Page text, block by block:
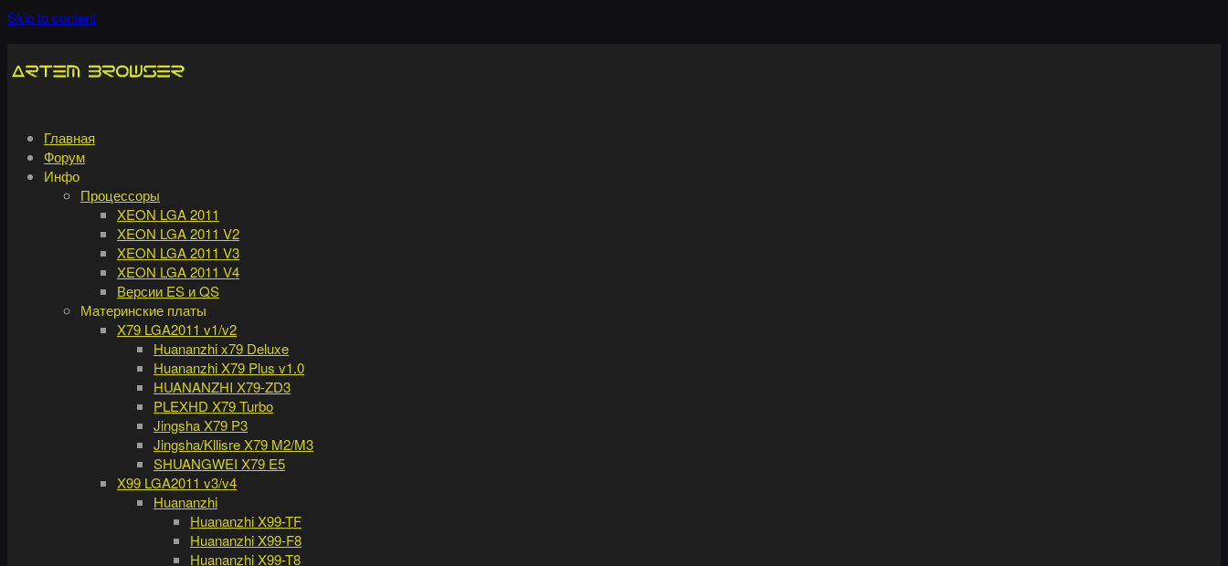
Skip to content
Главная
Форум
Инфо
Процессоры
XEON LGA 2011
XEON LGA 2011 V2
XEON LGA 2011 V3
XEON LGA 2011 V4
Версии ES и QS
Материнские платы
X79 LGA2011 v1/v2
Huananzhi x79 Deluxe
Huananzhi X79 Plus v1.0
HUANANZHI X79-ZD3
PLEXHD X79 Turbo
Jingsha X79 P3
Jingsha/Kllisre X79 M2/M3
SHUANGWEI X79 E5
X99 LGA2011 v3/v4
Huananzhi
Huananzhi X99-TF
Huananzhi X99-F8
Huananzhi X99-T8